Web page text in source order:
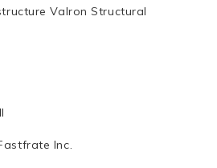
Valron Structural
Inc.